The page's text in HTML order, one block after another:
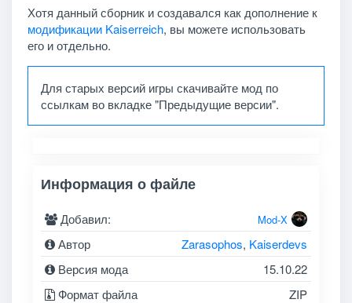
Хотя данный сборник и создавался как дополнение к
модификации Kaiserreich, вы можете использовать
его и отдельно.
Для старых версий игры скачивайте мод по
ссылкам во вкладке "Предыдущие версии".
Информация о файле
Добавил: Mod-X
Автор Zarasophos, Kaiserdevs
Версия мода
15.10.22
Формат файла
ZIP